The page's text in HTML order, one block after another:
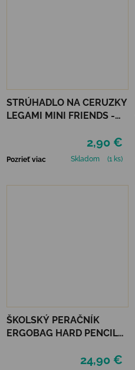
STRÚHADLO NA CERUZKY
LEGAMI MINI FRIENDS -
2,90 €
Pozrieť viac Skladom (1 ks)
ŠKOLSKÝ PERAČNÍK
ERGOBAG HARD PENCIL
24,90 €